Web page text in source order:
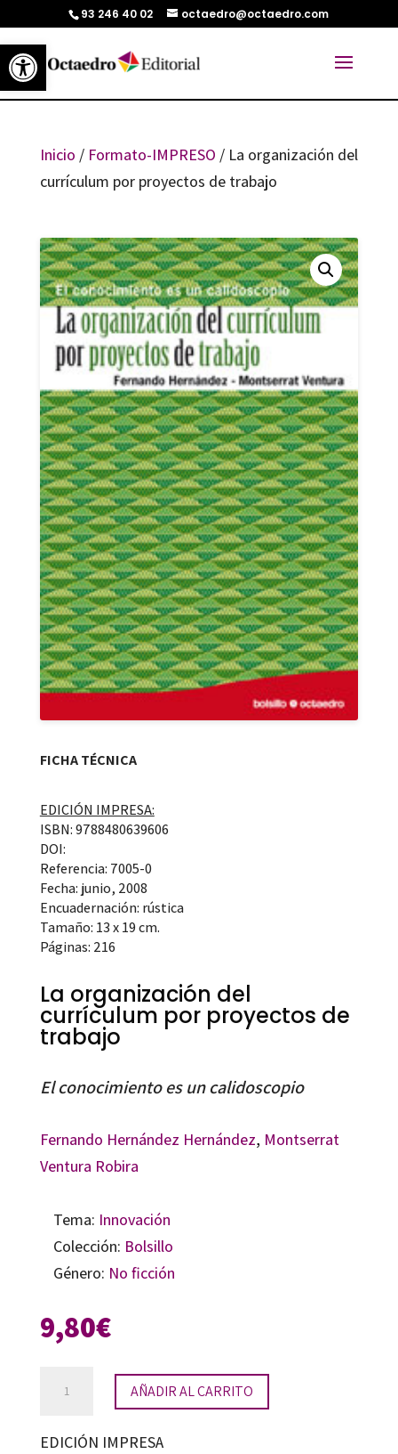
Abrir barra de herramientas
93 246 40 02 octaedro@octaedro.com
Inicio / Formato-IMPRESO / La organización del
currículum por proyectos de trabajo
FICHA TÉCNICA
EDICIÓN IMPRESA:
ISBN: 9788480639606
DOI:
Referencia: 7005-0
Fecha: junio, 2008
Encuadernación: rústica
Tamaño: 13 x 19 cm.
Páginas: 216
La organización del
currículum por proyectos de
trabajo
El conocimiento es un calidoscopio
Fernando Hernández Hernández, Montserrat
Ventura Robira
Tema: Innovación
Colección: Bolsillo
Género: No ficción
9,80€
organización
del
AÑADIR AL CARRITO
EDICIÓN IMPRESA